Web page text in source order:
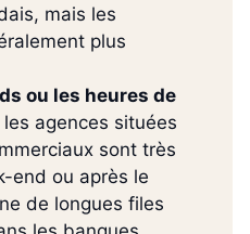
mais les
plus
ou les heures de
agences situées
sont très
end ou après le
de longues files